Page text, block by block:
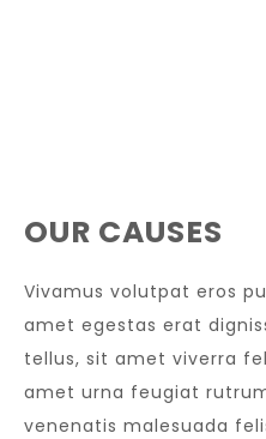
OUR CAUSES
Vivamus volutpat eros
amet egestas erat
tellus, sit amet viverra
amet urna feugiat
venenatis malesuada